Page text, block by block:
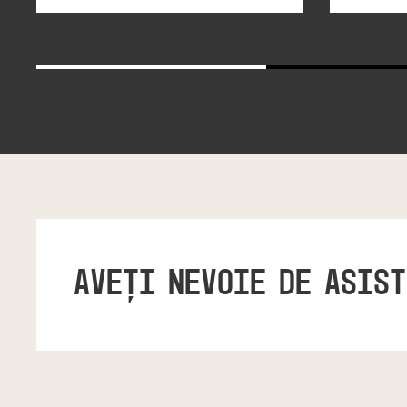
AVEŢI NEVOIE DE